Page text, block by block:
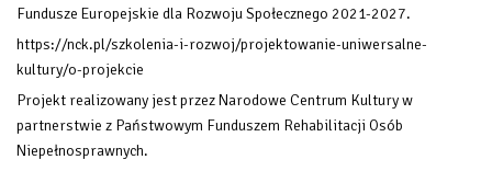
Fundusze Europejskie dla Rozwoju Społecznego 2021-2027.
https://nck.pl/szkolenia-i-rozwoj/projektowanie-uniwersalne-
kultury/o-projekcie
Projekt realizowany jest przez Narodowe Centrum Kultury w
partnerstwie z Państwowym Funduszem Rehabilitacji Osób
Niepełnosprawnych.